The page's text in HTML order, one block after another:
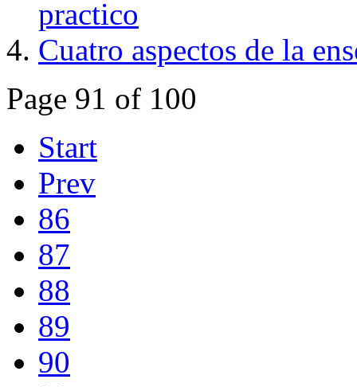
practico
Cuatro aspectos de la
Page 91 of 100
Start
Prev
86
87
88
89
90